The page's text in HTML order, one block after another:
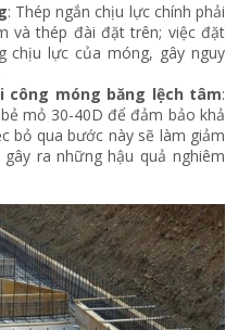
: Thép ngắn chịu lực chính phải
và thép đài đặt trên; việc đặt
chịu lực của móng, gây nguy
công móng băng lệch tâm:
mỏ 30-40D để đảm bảo khả
bỏ qua bước này sẽ làm giảm
ra những hậu quả nghiêm